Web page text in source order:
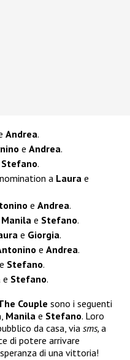
Andrea.
e Andrea.
Stefano.
a Laura e
e Andrea.
Manila e Stefano.
e Giorgia.
e Andrea.
e Stefano.
e Stefano.
Couple sono i seguenti
, Manila e Stefano. Loro
da casa, viasms, a
di potere arrivare
di una vittoria!